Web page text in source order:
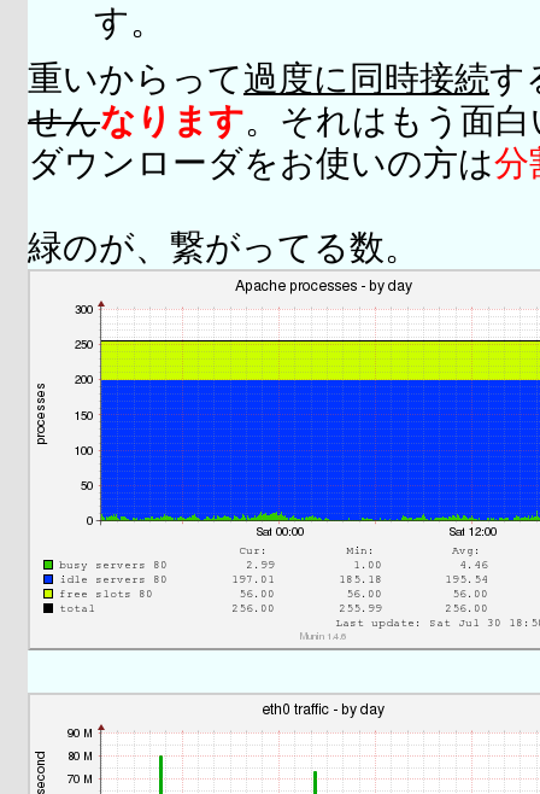
す。
重いからって過度に同時接続す
せんなります。それはもう面
ダウンローダをお使いの方は分
緑のが、繋がってる数。